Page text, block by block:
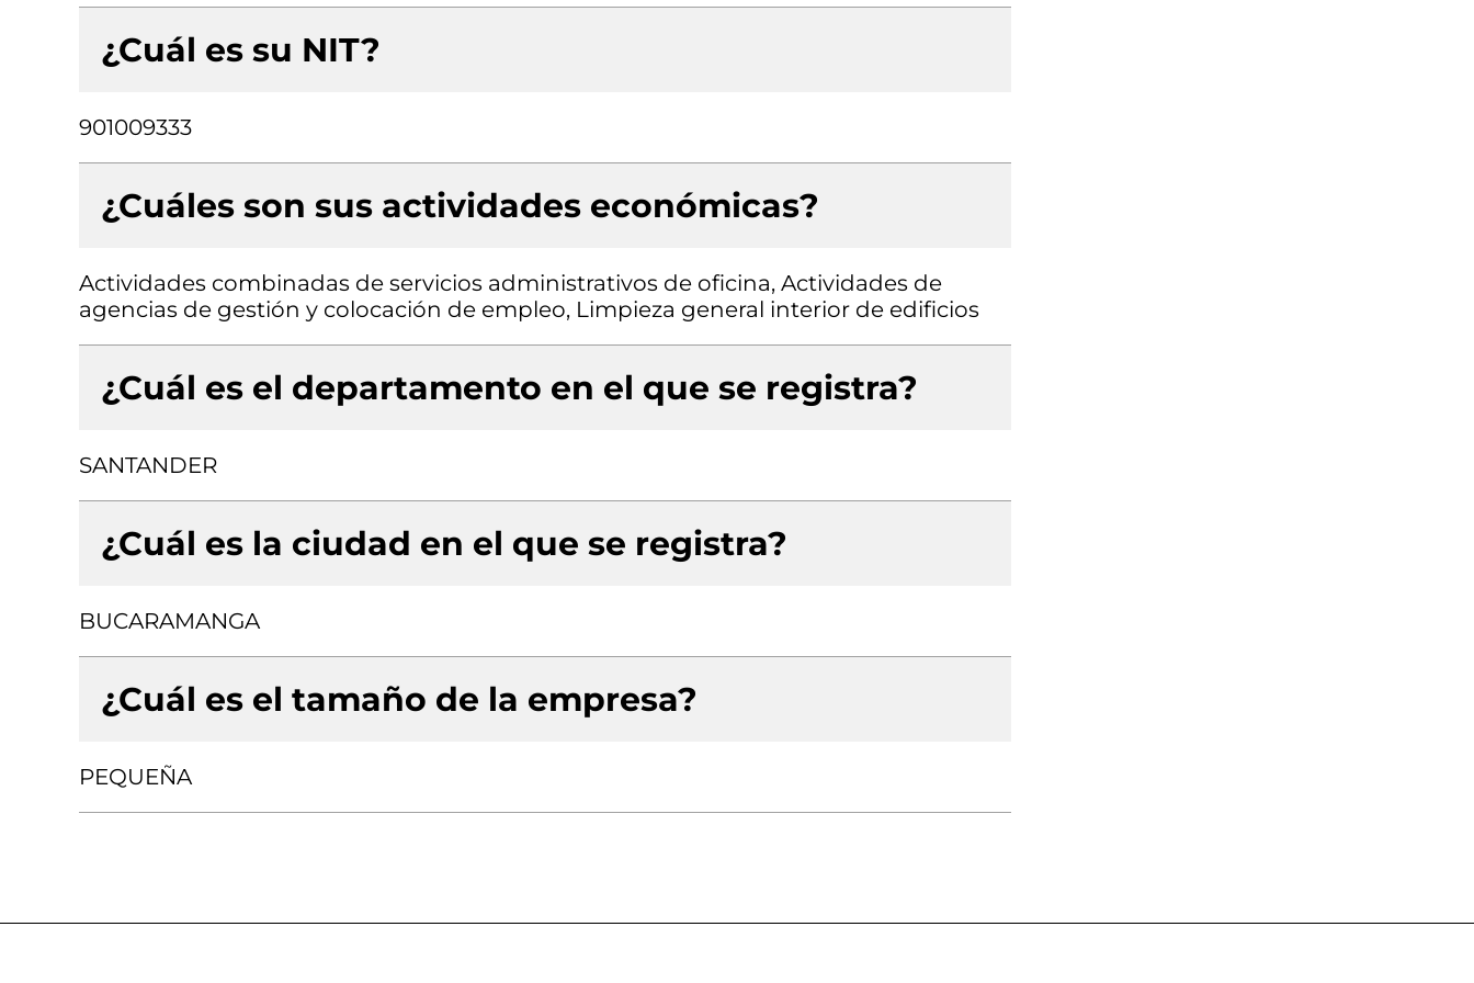
¿Cuál es su NIT?
901009333
¿Cuáles son sus actividades económicas?
Actividades combinadas de servicios administrativos de oficina, Actividades de
agencias de gestión y colocación de empleo, Limpieza general interior de edificios
¿Cuál es el departamento en el que se registra?
SANTANDER
¿Cuál es la ciudad en el que se registra?
BUCARAMANGA
¿Cuál es el tamaño de la empresa?
PEQUEÑA